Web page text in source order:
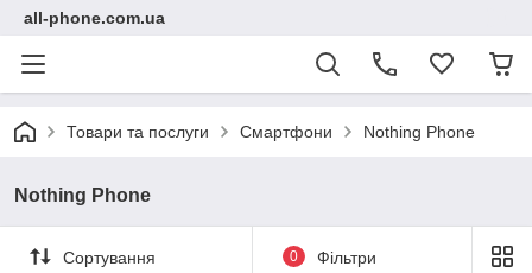
all-phone.com.ua
Товари та послуги Смартфони Nothing Phone
Nothing Phone
Сортування 0 Фільтри